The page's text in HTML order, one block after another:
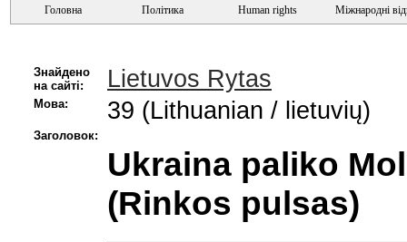
Головна Політика Human rights Міжнародні
Знайдено
на сайті:
Lietuvos Rytas
Мова: 39 (Lithuanian / lietuvių)
Заголовок:
Ukraina paliko
(Rinkos pulsas)